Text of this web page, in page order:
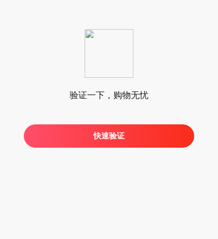
验证一下，购物无忧
快速验证